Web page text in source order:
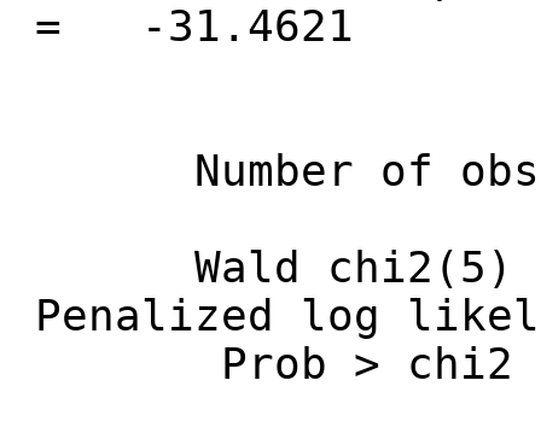
= -31.4621
Number
Wald
Penalized log
Prob >